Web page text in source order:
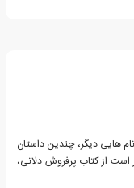
هایی دیگر، چندین داستان
است از کتاب پرفروش دلانی،